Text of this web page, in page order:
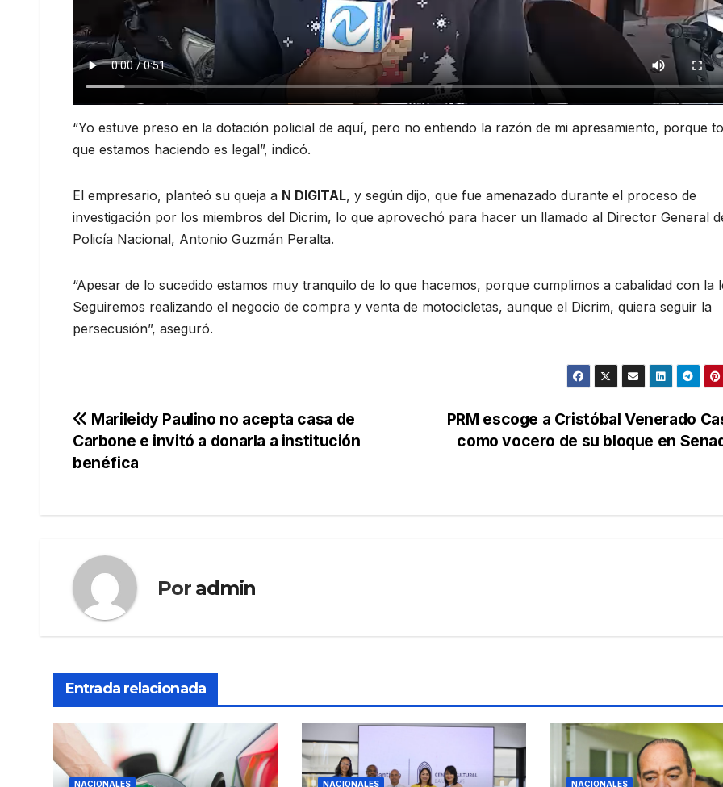
“Yo estuve preso en la dotación policial de aquí, pero no entiendo la razón de mi apresamiento, porque
que estamos haciendo es legal”, indicó.
El empresario, planteó su queja a N DIGITAL, y según dijo, que fue amenazado durante el proceso de
investigación por los miembros del Dicrim, lo que aprovechó para hacer un llamado al Director General
Policía Nacional, Antonio Guzmán Peralta.
“Apesar de lo sucedido estamos muy tranquilo de lo que hacemos, porque cumplimos a cabalidad con la
Seguiremos realizando el negocio de compra y venta de motocicletas, aunque el Dicrim, quiera seguir la
persecusión”, aseguró.
Navegación
de
PRM escoge a Cristóbal Venerado
como vocero de su bloque en
Marileidy Paulino no acepta casa de
Carbone e invitó a donarla a institución
benéfica
Por admin
Entrada relacionada
NACIONALES NACIONALES NACIONALES